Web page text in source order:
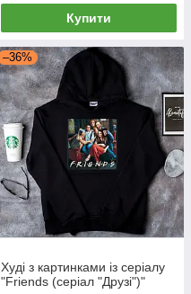
Купити
–36%
Худі з картинками із серіалу
"Friends (серіал "Друзі")"